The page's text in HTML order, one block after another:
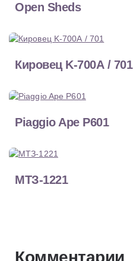
Open Sheds
Кировец K-700А / 701
Piaggio Ape P601
МТЗ-1221